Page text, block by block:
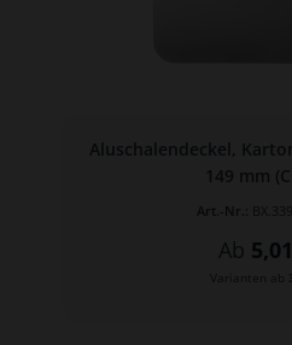
Aluschalendeckel,
149 mm
Art.-Nr.:
Ab